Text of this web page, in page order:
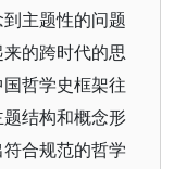
主题性的问题
的跨时代的思
哲学史框架往
结构和概念形
合规范的哲学